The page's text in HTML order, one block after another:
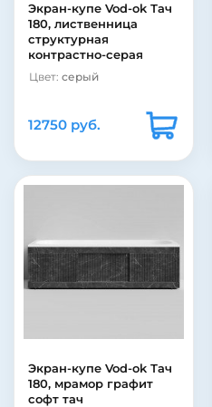
Экран-купе Vod-ok Тач
180, лиственница
структурная
контрастно-серая
Цвет: серый
12750 руб.
Экран-купе Vod-ok Тач
180, мрамор графит
софт тач